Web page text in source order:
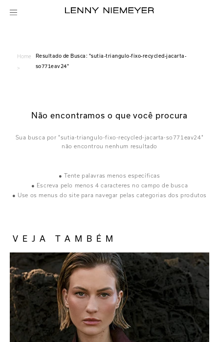
Home
>
sutia-triangulo-fixo-recycled-jacarta-
so771eav24
Não encontramos o que você procura
sutia-triangulo-fixo-recycled-jacarta-so771eav24
● Tente palavras menos específicas
● Escreva pelo menos 4 caracteres no campo de busca
● Use os menus do site para navegar pelas categorias dos produtos
VEJA TAMBÉM